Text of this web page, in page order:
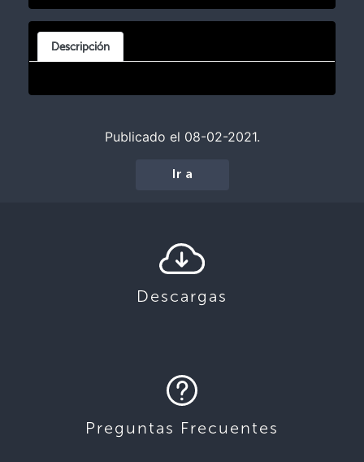
Descripción
Publicado el 08-02-2021.
Ir a
Descargas
Preguntas Frecuentes